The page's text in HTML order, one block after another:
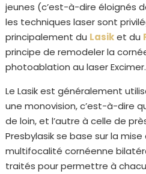
jeunes (c’est-à-dire éloignés
les techniques laser sont
principalement du Lasiket du
principe de remodeler la
photoablation au laser Excimer.
Le Lasik est généralement
une monovision, c’est-à-dire
de loin, et l’autre à celle de
Presbylasik se base sur la mise
multifocalité cornéenne
traités pour permettre à